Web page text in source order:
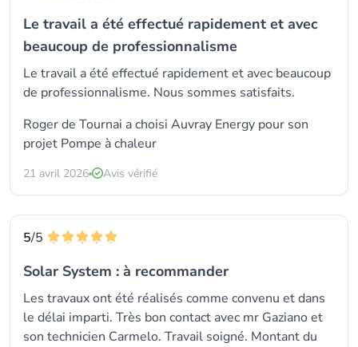
Le travail a été effectué rapidement et avec
beaucoup de professionnalisme
Le travail a été effectué rapidement et avec beaucoup
de professionnalisme. Nous sommes satisfaits.
Roger de Tournai a choisi Auvray Energy pour son
projet Pompe à chaleur
21 avril 2026 Avis vérifié
5/5
Solar System : à recommander
Les travaux ont été réalisés comme convenu et dans
le délai imparti. Très bon contact avec mr Gaziano et
son technicien Carmelo. Travail soigné. Montant du